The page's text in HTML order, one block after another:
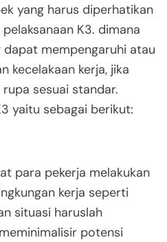
yang harus diperhatikan
K3. dimana
dapat mempengaruhi atau
kecelakaan kerja, jika
sesuai standar.
yaitu sebagai berikut:
para pekerja melakukan
kerja seperti
situasi haruslah
potensi